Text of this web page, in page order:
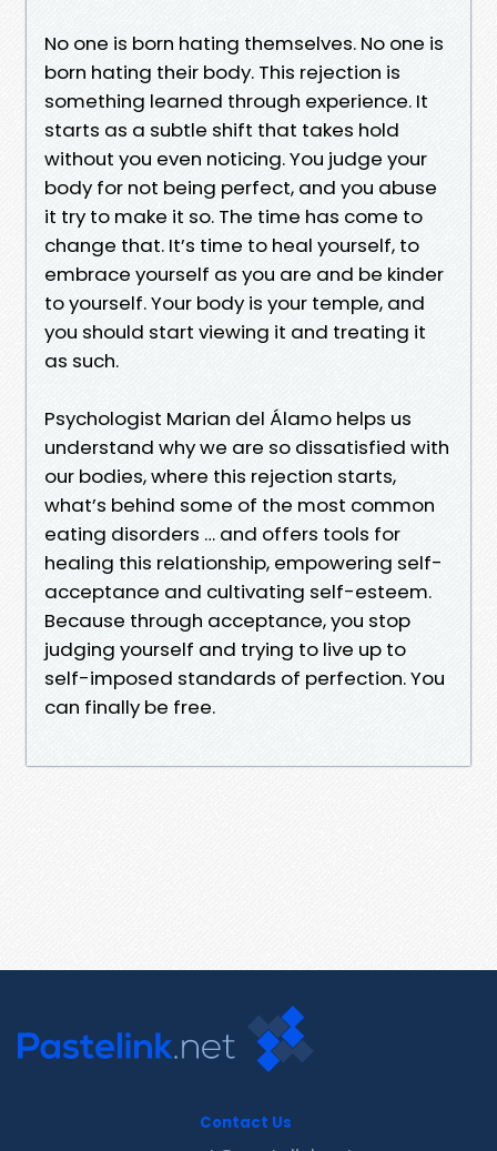
No one is born hating themselves. No one is
born hating their body. This rejection is
something learned through experience. It
starts as a subtle shift that takes hold
without you even noticing. You judge your
body for not being perfect, and you abuse
it try to make it so. The time has come to
change that. It’s time to heal yourself, to
embrace yourself as you are and be kinder
to yourself. Your body is your temple, and
you should start viewing it and treating it
as such.
Psychologist Marian del Álamo helps us
understand why we are so dissatisfied with
our bodies, where this rejection starts,
what’s behind some of the most common
eating disorders … and offers tools for
healing this relationship, empowering self-
acceptance and cultivating self-esteem.
Because through acceptance, you stop
judging yourself and trying to live up to
self-imposed standards of perfection. You
can finally be free.
Contact Us